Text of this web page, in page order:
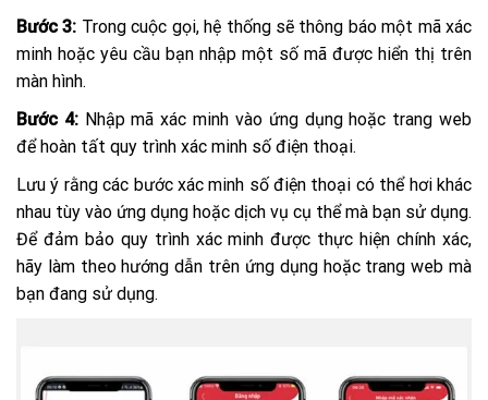
Bước 3: Trong cuộc gọi, hệ thống sẽ thông báo một mã xác
minh hoặc yêu cầu bạn nhập một số mã được hiển thị trên
màn hình.
Bước 4:Nhập mã xác minh vào ứng dụng hoặc trang web
để hoàn tất quy trình xác minh số điện thoại.
Lưu ý rằng các bước xác minh số điện thoại có thể hơi khác
nhau tùy vào ứng dụng hoặc dịch vụ cụ thể mà bạn sử dụng.
Để đảm bảo quy trình xác minh được thực hiện chính xác,
hãy làm theo hướng dẫn trên ứng dụng hoặc trang web mà
bạn đang sử dụng.